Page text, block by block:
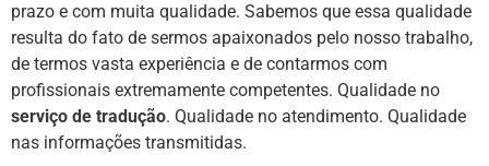
prazo e com muita qualidade. Sabemos que essa qualidade
resulta do fato de sermos apaixonados pelo nosso trabalho,
de termos vasta experiência e de contarmos com
profissionais extremamente competentes. Qualidade no
serviço de tradução. Qualidade no atendimento. Qualidade
nas informações transmitidas.